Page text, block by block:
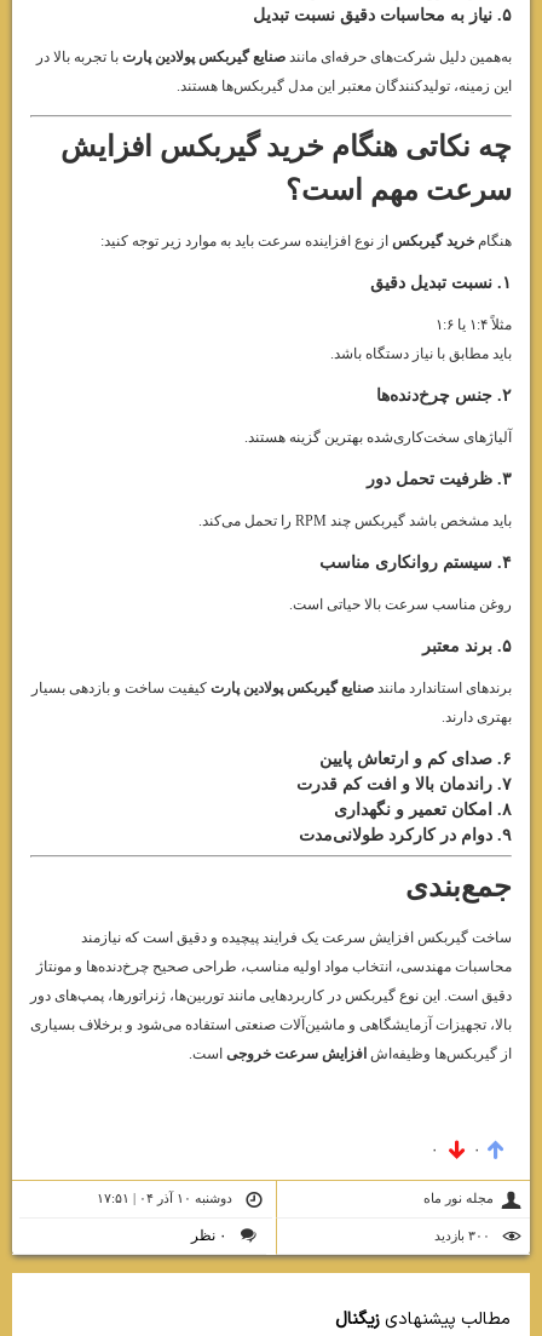
۵. نیاز به محاسبات دقیق نسبت تبدیل
به‌همین دلیل شرکت‌های حرفه‌ای مانندصنایع گیربکس پولادین پارتبا تجربه بالا در
این زمینه، تولیدکنندگان معتبر این مدل گیربکس‌ها هستند.
چه نکاتی هنگام خرید گیربکس افزایش
سرعت مهم است؟
هنگامخرید گیربکساز نوع افزاینده سرعت باید به موارد زیر توجه کنید:
مثلاً ۱:۴ یا ۱:۶
باید مطابق با نیاز دستگاه باشد.
۲. جنس چرخ‌دنده‌ها
آلیاژهای سخت‌کاری‌شده بهترین گزینه هستند.
۳. ظرفیت تحمل دور
باید مشخص باشد گیربکس چند RPM را تحمل می‌کند.
۴. سیستم روانکاری مناسب
روغن مناسب سرعت بالا حیاتی است.
۵. برند معتبر
برندهای استاندارد مانندصنایع گیربکس پولادین پارتکیفیت ساخت و بازدهی بسیار
بهتری دارند.
۷. راندمان بالا و افت کم قدرت
۸. امکان تعمیر و نگهداری
۹. دوام در کارکرد طولانی‌مدت
جمع‌بندی
ساخت گیربکس افزایش سرعت یک فرایند پیچیده و دقیق است که نیازمند
محاسبات مهندسی، انتخاب مواد اولیه مناسب، طراحی صحیح چرخ‌دنده‌ها و مونتاژ
دقیق است. این نوع گیربکس در کاربردهایی مانند توربین‌ها، ژنراتورها، پمپ‌های دور
بالا، تجهیزات آزمایشگاهی و ماشین‌آلات صنعتی استفاده می‌شود و برخلاف بسیاری
از گیربکس‌ها وظیفه‌اش افزایش سرعت خروجیاست.
۰
مجله نور ماه دوشنبه ۱۰ آذر ۰۴ | ۱۷:۵۱